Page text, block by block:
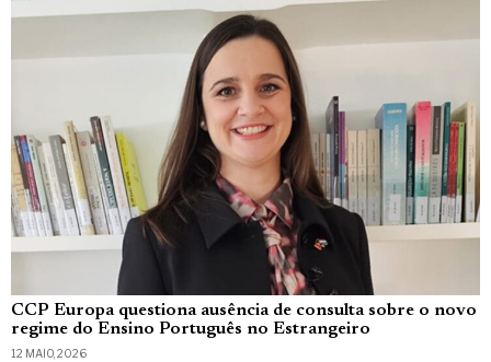
CCP Europa questiona ausência de consulta sobre o novo
regime do Ensino Português no Estrangeiro
12 MAIO, 2026